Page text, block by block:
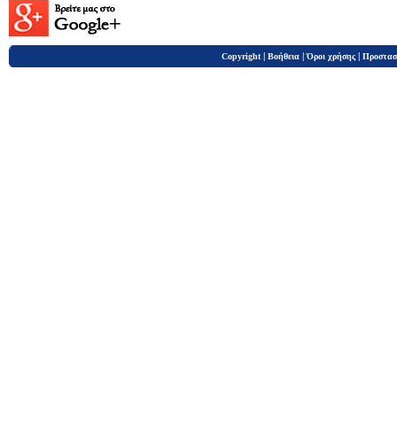
Copyright | Βοήθεια |Όροι χρήσης |